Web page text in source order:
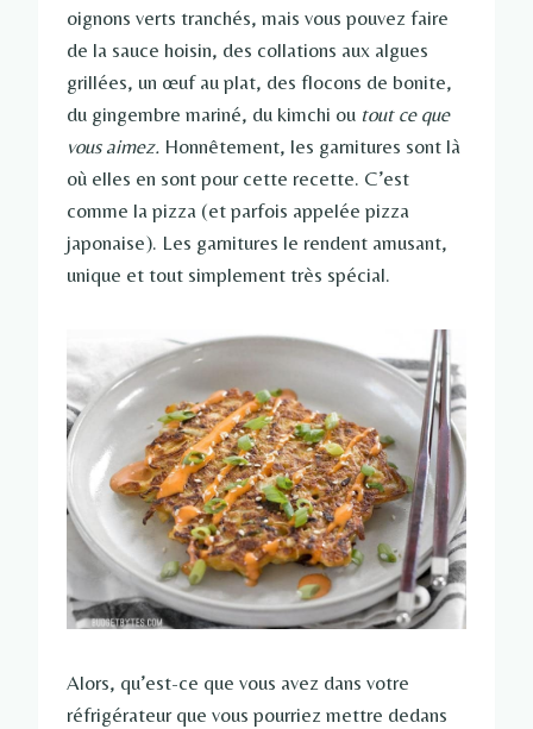
oignons verts tranchés, mais vous pouvez faire
de la sauce hoisin, des collations aux algues
grillées, un œuf au plat, des flocons de bonite,
du gingembre mariné, du kimchi ou tout ce que
vous aimez. Honnêtement, les garnitures sont là
où elles en sont pour cette recette. C’est
comme la pizza (et parfois appelée pizza
japonaise). Les garnitures le rendent amusant,
unique et tout simplement très spécial.
Alors, qu’est-ce que vous avez dans votre
réfrigérateur que vous pourriez mettre dedans